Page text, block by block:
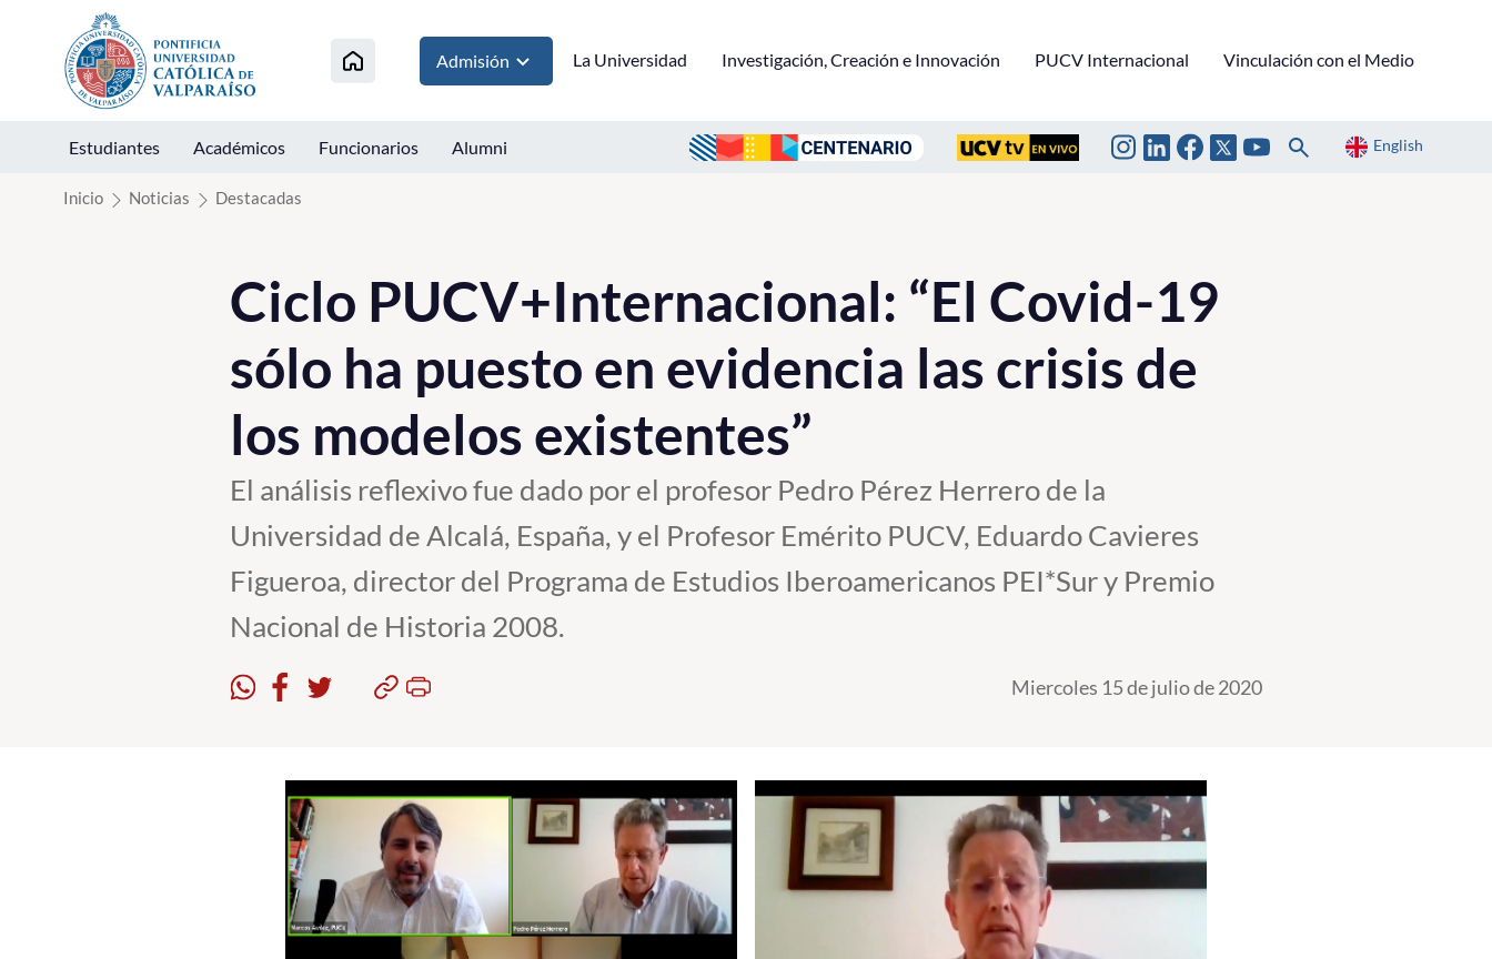
Click acá para ir directamente al contenido
Admisión La Universidad Investigación, Creación e Innovación PUCV Internacional Vinculación con el Medio
Estudiantes Académicos Funcionarios Alumni English
Inicio Noticias Destacadas
Ciclo PUCV+Internacional: “El Covid-19
sólo ha puesto en evidencia las crisis de
los modelos existentes”
El análisis reflexivo fue dado por el profesor Pedro Pérez Herrero de la
Universidad de Alcalá, España, y el Profesor Emérito PUCV, Eduardo Cavieres
Figueroa, director del Programa de Estudios Iberoamericanos PEI*Sur y Premio
Nacional de Historia 2008.
Miercoles 15 de julio de 2020